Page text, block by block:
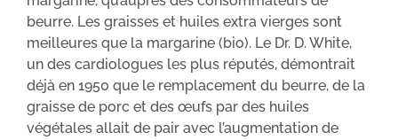
beurre. Les graisses et huiles extra vierges sont
meilleures que la margarine (bio). Le Dr. D. White,
un des cardiologues les plus réputés, démontrait
déjà en 1950 que le remplacement du beurre, de la
graisse de porc et des œufs par des huiles
végétales allait de pair avec l’augmentation de